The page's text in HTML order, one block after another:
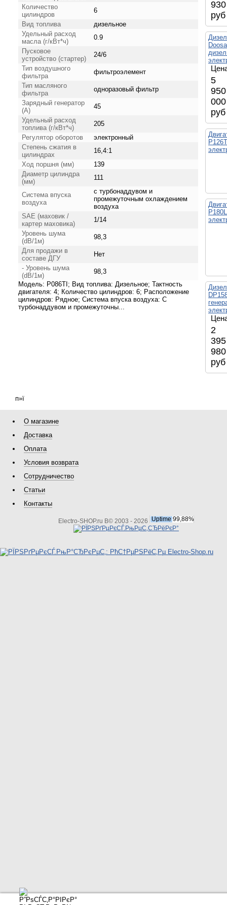
Количество
цилиндров
6
Вид топлива
дизельное
Удельный расход
масла (г/кВт*ч)
0.9
Пусковое
устройство (стартер)
24/6
Тип воздушного
фильтра
фильтроэлемент
Тип масляного
фильтра
одноразовый фильтр
Зарядный генератор
(А)
45
Удельный расход
топлива (г/кВт*ч)
205
Регулятор оборотов
электронный
Степень сжатия в
цилиндрах
16,4:1
Ход поршня (мм)
139
Диаметр цилиндра
(мм)
111
Система впуска
воздуха
с турбонаддувом и
промежуточным охлаждением
воздуха
SAE (маховик /
картер маховика)
1/14
Уровень шума
(dB/1м)
98,3
Для продажи в
составе ДГУ
Нет
- Уровень шума
(dB/1м)
98,3
Модель: P086TI; Вид топлива: Дизельное; Тактность
двигателя: 4; Количество цилиндров: 6; Расположение
цилиндров: Рядное; Система впуска воздуха: С
турбонаддувом и промежуточны...
930
руб
5
950
000
руб
2
395
980
руб
п»ї
О магазине
Доставка
Оплата
Условия возврата
Сотрудничество
Статьи
Контакты
Electro-SHOP.ru В© 2003 - 2026